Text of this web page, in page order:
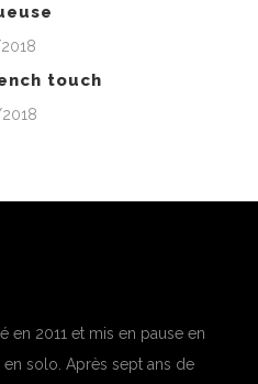
touch
en 2011 et mis en pause en
solo. Après sept ans de